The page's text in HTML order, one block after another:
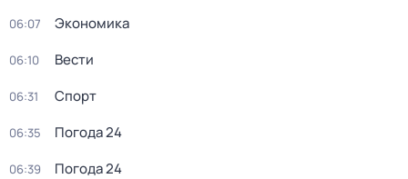
06:07 Экономика
06:10 Вести
06:31 Спорт
06:35 Погода 24
06:39 Погода 24